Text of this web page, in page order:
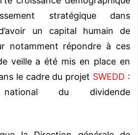
stratégique dans
un capital humain de
notamment répondre à ces
veille a été mis en place en
le cadre du projet SWEDD :
national du dividende